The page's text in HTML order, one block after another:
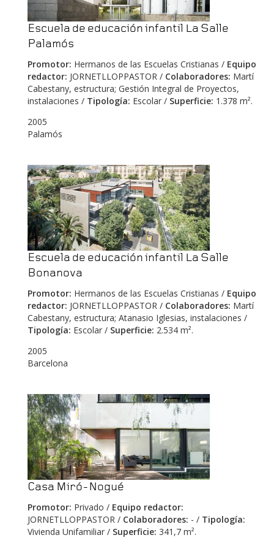
Escuela de educación infantil La Salle
Palamós
Promotor: Hermanos de las Escuelas Cristianas / Equipo
redactor: JORNETLLOPPASTOR / Colaboradores: Martí
Cabestany, estructura; Gestión Integral de Proyectos,
instalaciones / Tipología: Escolar / Superficie: 1.378 m².
2005
Palamós
Escuela de educación infantil La Salle
Bonanova
Promotor: Hermanos de las Escuelas Cristianas / Equipo
redactor: JORNETLLOPPASTOR / Colaboradores: Martí
Cabestany, estructura; Atanasio Iglesias, instalaciones /
Tipología: Escolar / Superficie: 2.534 m².
2005
Barcelona
Casa Miró-Nogué
Promotor: Privado / Equipo redactor:
JORNETLLOPPASTOR / Colaboradores: - / Tipología:
Vivienda Unifamiliar / Superficie: 341,7 m².